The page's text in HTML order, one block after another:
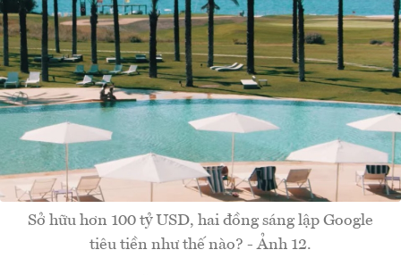
Sở hữu hơn 100 tỷ USD, hai đồng sáng lập Google
tiêu tiền như thế nào? - Ảnh 12.